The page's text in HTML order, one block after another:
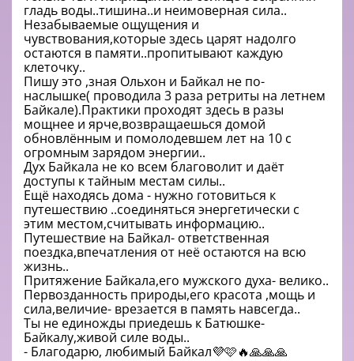
гладь воды..тишина..и неимоверная сила..
Незабываемые ощущения и
чувствования,которые здесь царят надолго
остаются в памяти..пропитывают каждую
клеточку..
Пишу это ,зная Ольхон и Байкал не по-
наслышке( проводила 3 раза ретриты на летнем
Байкале).Практики проходят здесь в разы
мощнее и ярче,возвращаешься домой
обновлённым и помолодевшем лет на 10 с
огромным зарядом энергии..
Дух Байкала не ко всем благоволит и даёт
доступы к тайным местам силы..
Ещё находясь дома - нужно готовиться к
путешествию ..соединяться энергетически с
этим местом,считывать информацию..
Путешествие на Байкал- ответственная
поездка,впечатления от неё остаются на всю
жизнь..
Притяжение Байкала,его мужского духа- велико..
Первозданность природы,его красота ,мощь и
сила,величие- врезается в память навсегда..
Ты не единожды приедешь к Батюшке-
Байкалу,живой силе воды..
- Благодарю, любимый Байкал💜🩷🔥🙏🙏🙏